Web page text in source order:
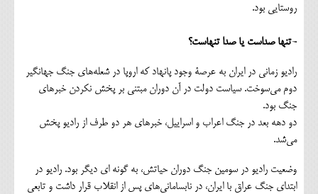
روستایی بود.
-تنها صداست یا صدا تنهاست؟
رادیو زمانی در ایران به عرصۀ وجود پانهاد که اروپا در شعله‌های جنگ جهانگیر
دوم می‌سوخت. سیاست دولت در آن دوران مبتنی بر پخش نکردن خبرهای
جنگ بود.
دو دهه بعد در جنگ اعراب و اسراییل، خبرهای هر دو طرف از رادیو پخش
می‌شد.
وضعیت رادیو در سومین جنگ دوران حیاتش، به گونه ای دیگر بود. رادیو در
ابتدای جنگ عراق با ایران، در نابسامانی‌های پس از انقلاب قرار داشت و تابعی